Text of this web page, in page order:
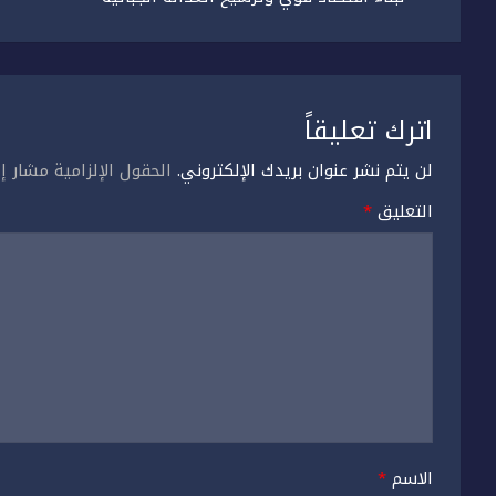
اترك تعليقاً
لن يتم نشر عنوان بريدك الإلكتروني. الحقول الإلزامية مشار
التعليق*
الاسم*